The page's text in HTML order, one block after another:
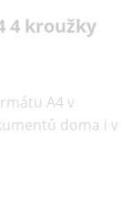
4 kroužky
A4 v
doma i v